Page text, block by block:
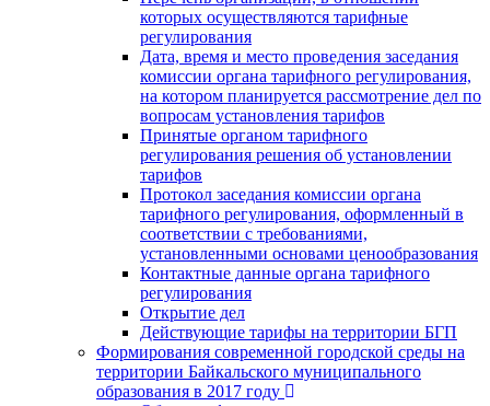
которых осуществляются тарифные
регулирования
Дата, время и место проведения заседания
комиссии органа тарифного регулирования,
на котором планируется рассмотрение дел по
вопросам установления тарифов
Принятые органом тарифного
регулирования решения об установлении
тарифов
Протокол заседания комиссии органа
тарифного регулирования, оформленный в
соответствии с требованиями,
установленными основами ценообразования
Контактные данные органа тарифного
регулирования
Открытие дел
Действующие тарифы на территории БГП
Формирования современной городской среды на
территории Байкальского муниципального
образования в 2017 году